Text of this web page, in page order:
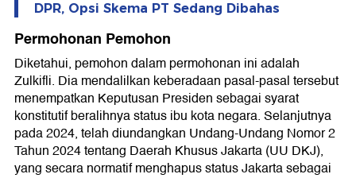
DPR, Opsi Skema PT Sedang Dibahas
Permohonan Pemohon
Diketahui, pemohon dalam permohonan ini adalah
Zulkifli. Dia mendalilkan keberadaan pasal-pasal tersebut
menempatkan Keputusan Presiden sebagai syarat
konstitutif beralihnya status ibu kota negara. Selanjutnya
pada 2024, telah diundangkan Undang-Undang Nomor 2
Tahun 2024 tentang Daerah Khusus Jakarta (UU DKJ),
yang secara normatif menghapus status Jakarta sebagai